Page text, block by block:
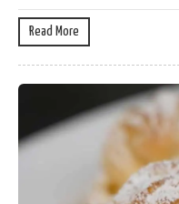
Read More